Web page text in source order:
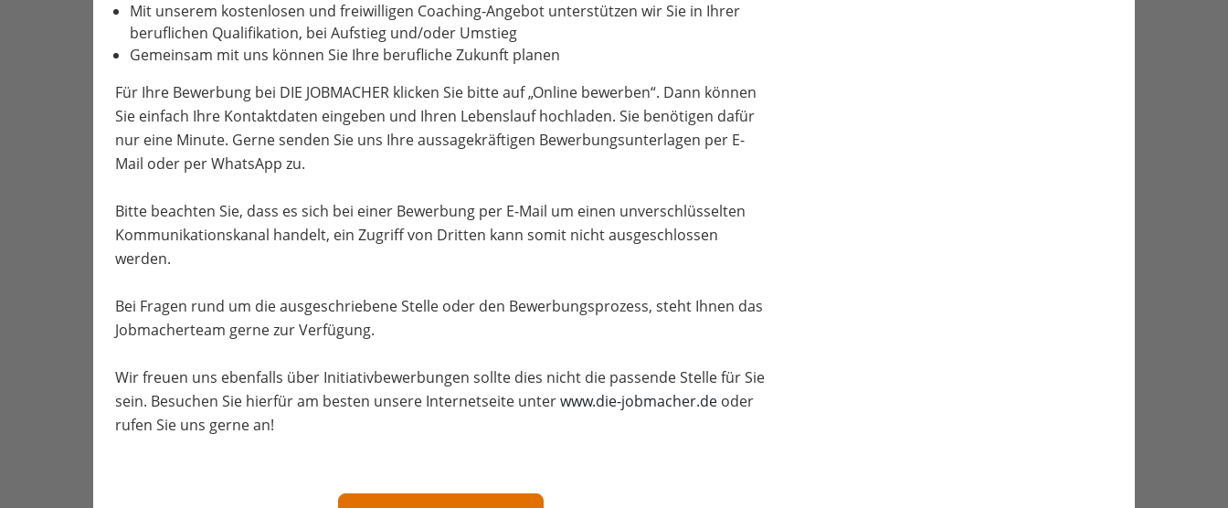
Mit unserem kostenlosen und freiwilligen Coaching-Angebot unterstützen wir Sie in Ihrer
beruflichen Qualifikation, bei Aufstieg und/oder Umstieg
Gemeinsam mit uns können Sie Ihre berufliche Zukunft planen
Für Ihre Bewerbung bei DIE JOBMACHER klicken Sie bitte auf „Online bewerben“. Dann können
Sie einfach Ihre Kontaktdaten eingeben und Ihren Lebenslauf hochladen. Sie benötigen dafür
nur eine Minute. Gerne senden Sie uns Ihre aussagekräftigen Bewerbungsunterlagen per E-
Mail oder per WhatsApp zu.
Bitte beachten Sie, dass es sich bei einer Bewerbung per E-Mail um einen unverschlüsselten
Kommunikationskanal handelt, ein Zugriff von Dritten kann somit nicht ausgeschlossen
werden.
Bei Fragen rund um die ausgeschriebene Stelle oder den Bewerbungsprozess, steht Ihnen das
Jobmacherteam gerne zur Verfügung.
Wir freuen uns ebenfalls über Initiativbewerbungen sollte dies nicht die passende Stelle für Sie
sein. Besuchen Sie hierfür am besten unsere Internetseite unterwww.die-jobmacher.de oder
rufen Sie uns gerne an!